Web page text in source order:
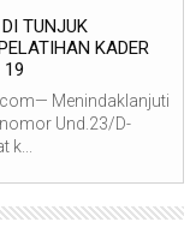
TUNJUK
KADER
19
Menindaklanjuti
Und.23/D-